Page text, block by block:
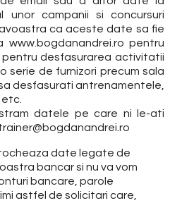
unor campanii si concursuri
ca aceste date sa fie
pentru
pentru desfasurarea activitatii
serie de furnizori precum sala
desfasurati antrenamentele,
datele pe care ni le-ati
date legate de
bancar si nu va vom
bancare, parole
astfel de solicitari care,